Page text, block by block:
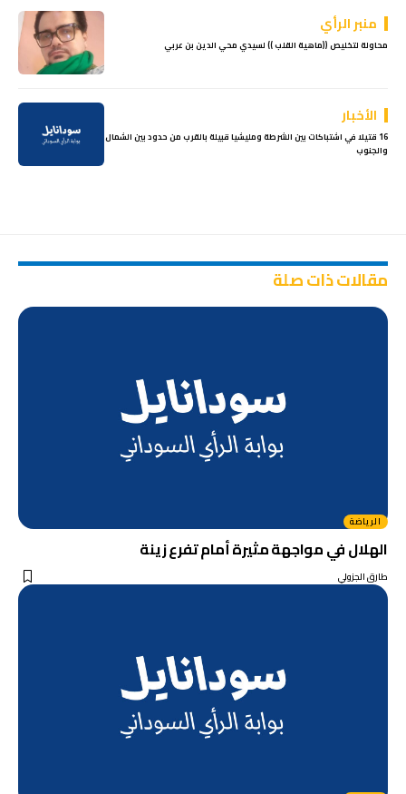
منبر الرأي
محاولة لتخليص ((ماهية القلب )) لسيدي محي الدين بن عربي
الأخبار
16 قتيلا في اشتباكات بين الشرطة ومليشيا قبيلة بالقرب من حدود بين الشمال
والجنوب
مقالات ذات صلة
الرياضة
الهلال في مواجهة مثيرة أمام تفرع زينة
طارق الجزولي